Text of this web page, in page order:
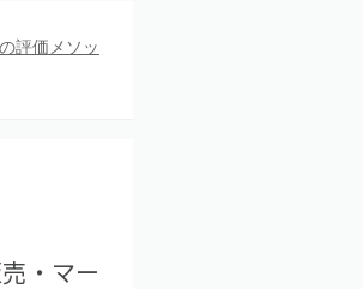
の評価メソッ
・マー